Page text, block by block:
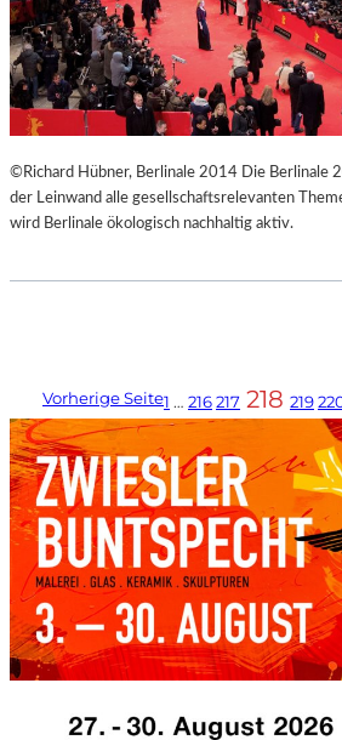
©Richard Hübner, Berlinale 2014 Die Berlinale
der Leinwand alle gesellschaftsrelevanten
wird Berlinale ökologisch nachhaltig aktiv.
Vorherige Seite1 … 216217 218 219